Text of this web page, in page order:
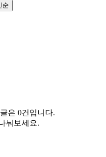
순
은 0건입니다.
눠보세요.